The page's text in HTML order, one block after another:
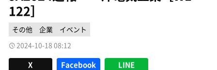
122］
その他 企業
イベント
2024-10-18 08:12
X Facebook LINE